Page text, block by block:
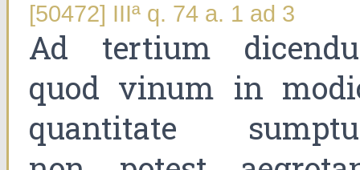
[50472] IIIª q. 74 a. 1 ad 3
Ad tertium
quod vinum in
quantitate